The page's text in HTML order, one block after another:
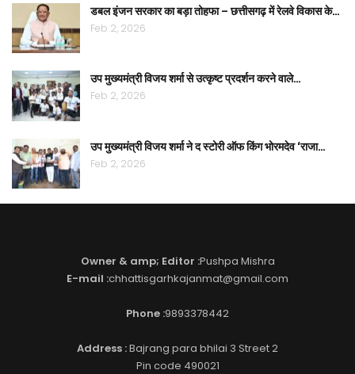
डबल इंजन सरकार का बड़ा तोहफा – छत्तीसगढ़ में रेलवे विकास के…
Feb 2, 2026
उप मुख्यमंत्री विजय शर्मा से उत्कृष्ट प्रदर्शन करने वाले…
Feb 2, 2026
उप मुख्यमंत्री विजय शर्मा ने द स्टोरी ऑफ किंग भोरमदेव ‘राजा…
Feb 2, 2026
Owner & amp; Editor :Pushpa Mishra
E-mail :chhattisgarhkajanmat@gmail.com
Phone :9893378442
Address :Bajrang para bhilai 3 Street 2
Pin code 490021